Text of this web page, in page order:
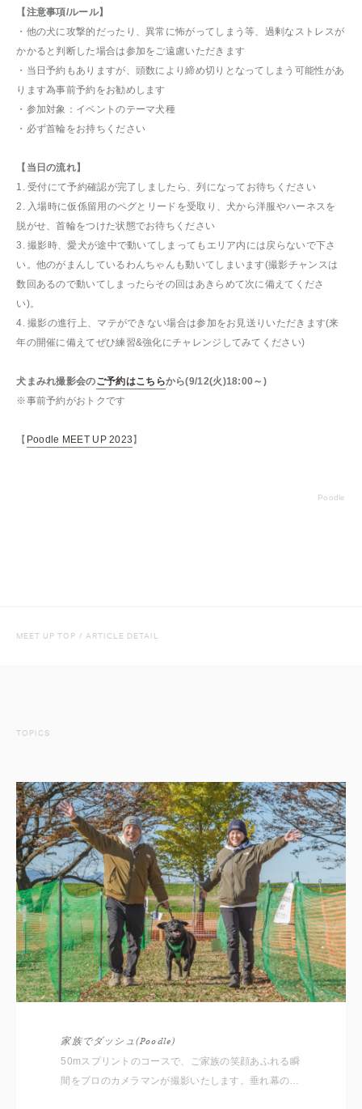
【注意事項/ルール】
・他の犬に攻撃的だったり、異常に怖がってしまう等、過剰なストレスが
かかると判断した場合は参加をご遠慮いただきます
・当日予約もありますが、頭数により締め切りとなってしまう可能性があ
ります為事前予約をお勧めします
・参加対象：イベントのテーマ犬種
・必ず首輪をお持ちください
【当日の流れ】
1. 受付にて予約確認が完了しましたら、列になってお待ちください
2. 入場時に仮係留用のペグとリードを受取り、犬から洋服やハーネスを
脱がせ、首輪をつけた状態でお待ちください
3. 撮影時、愛犬が途中で動いてしまってもエリア内には戻らないで下さ
い。他のがまんしているわんちゃんも動いてしまいます(撮影チャンスは
数回あるので動いてしまったらその回はあきらめて次に備えてくださ
い)。
4. 撮影の進行上、マテができない場合は参加をお見送りいただきます(来
年の開催に備えてぜひ練習&強化にチャレンジしてみてください)
犬まみれ撮影会のご予約はこちらから(9/12(火)18:00～)
※事前予約がおトクです
【 Poodle MEET UP 2023】
Poodle
MEET UP TOP / ARTICLE DETAIL
TOPICS
家族でダッシュ(Poodle)
50mスプリントのコースで、ご家族の笑顔あふれる瞬
間をプロのカメラマンが撮影いたします。垂れ幕の前